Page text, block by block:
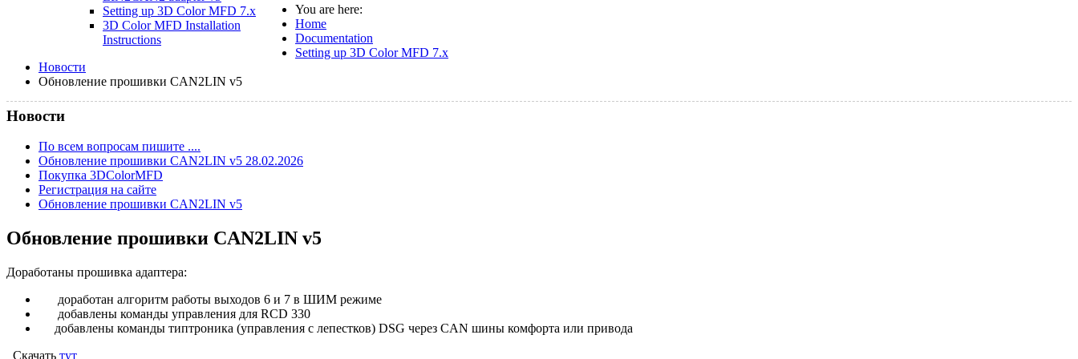
Setting up 3D Color MFD 7.x
3D Color MFD Installation
Instructions
You are here:
Home
Documentation
Setting up 3D Color MFD 7.x
Новости
Обновление прошивки CAN2LIN v5
Новости
По всем вопросам пишите ....
Обновление прошивки CAN2LIN v5 28.02.2026
Покупка 3DColorMFD
Регистрация на сайте
Обновление прошивки CAN2LIN v5
Обновление прошивки CAN2LIN v5
Доработаны прошивка адаптера:
доработан алгоритм работы выходов 6 и 7 в ШИМ режиме
добавлены команды управления для RCD 330
добавлены команды типтроника (управления c лепестков) DSG через CAN шины комфорта или привода
Скачать тут